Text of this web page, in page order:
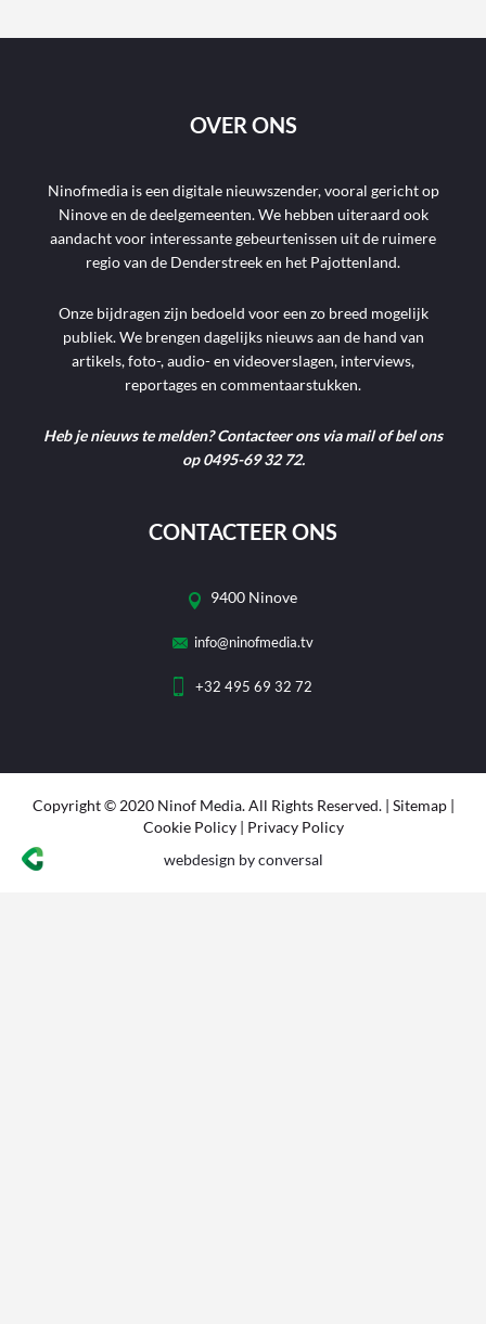
OVER ONS
Ninofmedia is een digitale nieuwszender, vooral gericht op
Ninove en de deelgemeenten. We hebben uiteraard ook
aandacht voor interessante gebeurtenissen uit de ruimere
regio van de Denderstreek en het Pajottenland.
Onze bijdragen zijn bedoeld voor een zo breed mogelijk
publiek. We brengen dagelijks nieuws aan de hand van
artikels, foto-, audio- en videoverslagen, interviews,
reportages en commentaarstukken.
Heb je nieuws te melden? Contacteer ons via mail of bel ons
op 0495-69 32 72.
CONTACTEER ONS
9400 Ninove
info@ninofmedia.tv
+32 495 69 32 72
Copyright © 2020 Ninof Media. All Rights Reserved. | Sitemap|
Cookie Policy| Privacy Policy
webdesign by conversal